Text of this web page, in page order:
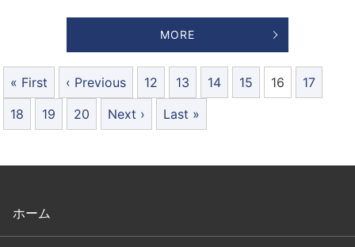
MORE
« First ‹ Previous 12 13 14 15 16
17
18
19 20 Next › Last »
ホーム